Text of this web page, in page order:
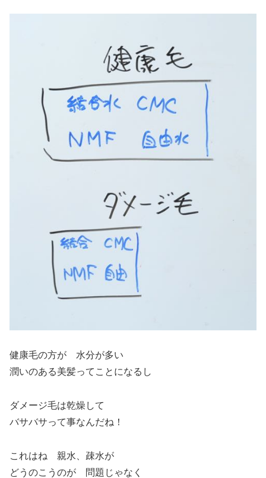
健康毛の方が 水分が多い
潤いのある美髪ってことになるし
ダメージ毛は乾燥して
バサバサって事なんだね！
これはね 親水、疎水が
どうのこうのが 問題じゃなく